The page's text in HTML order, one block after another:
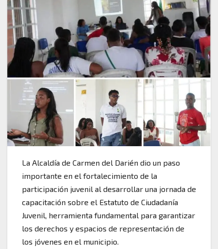
La Alcaldía de Carmen del Darién dio un paso
importante en el fortalecimiento de la
participación juvenil al desarrollar una jornada de
capacitación sobre el Estatuto de Ciudadanía
Juvenil, herramienta fundamental para garantizar
los derechos y espacios de representación de
los jóvenes en el municipio.